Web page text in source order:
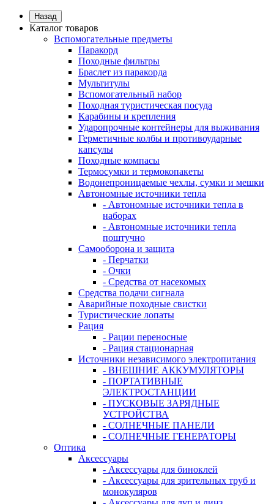
Назад
Каталог товаров
Вспомогательные предметы
Паракорд
Походные фильтры
Браслет из паракорда
Мультитулы
Вспомогательный набор
Походная туристическая посуда
Карабины и крепления
Ударопрочные контейнеры для выживания
Герметичные колбы и противоударные
капсулы
Походные компасы
Термосумки и термокопакеты
Водонепроницаемые чехлы, сумки и мешки
Автономные источники тепла
- Автономные источники тепла в
наборах
- Автономные источники тепла
поштучно
Самооборона и защита
- Перчатки
- Очки
- Средства от насекомых
Средства подачи сигнала
Аварийные походные свистки
Туристические лопаты
Рация
- Рации переносные
- Рация стационарная
Источники независимого электропитания
- ВНЕШНИЕ АККУМУЛЯТОРЫ
- ПОРТАТИВНЫЕ
ЭЛЕКТРОСТАНЦИИ
- ПУСКОВЫЕ ЗАРЯДНЫЕ
УСТРОЙСТВА
- СОЛНЕЧНЫЕ ПАНЕЛИ
- СОЛНЕЧНЫЕ ГЕНЕРАТОРЫ
Оптика
Аксессуары
- Аксессуары для биноклей
- Аксессуары для зрительных труб и
монокуляров